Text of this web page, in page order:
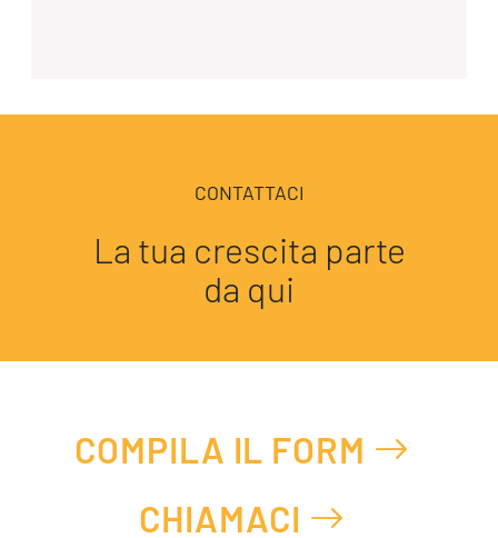
CONTATTACI
La tua crescita parte
da qui
COMPILA IL FORM
CHIAMACI